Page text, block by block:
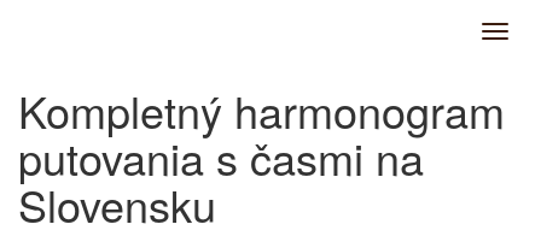
Kompletný harmonogram
putovania s časmi na
Slovensku